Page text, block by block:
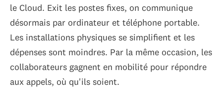
le Cloud. Exit les postes fixes, on communique
désormais par ordinateur et téléphone portable.
Les installations physiques se simplifient et les
dépenses sont moindres. Par la même occasion, les
collaborateurs gagnent en mobilité pour répondre
aux appels, où qu'ils soient.